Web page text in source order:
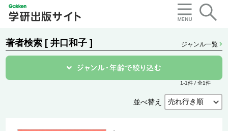
著者検索 [ 井口和子 ] ジャンル一覧
1-1件 / 全1件
並べ替え